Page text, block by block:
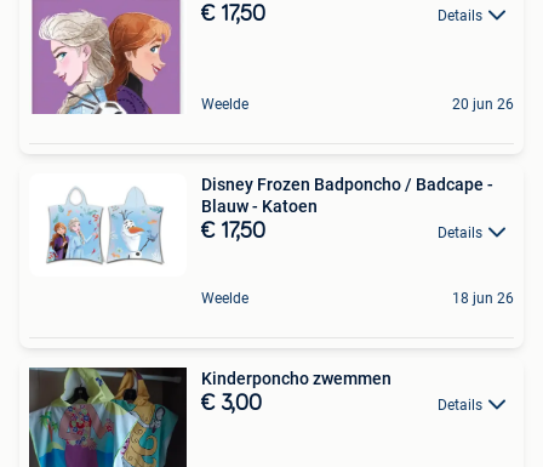
€ 17,50 Details
Weelde 20 jun 26
Disney Frozen Badponcho / Badcape -
Blauw - Katoen
€ 17,50 Details
Weelde 18 jun 26
Kinderponcho zwemmen
€ 3,00 Details